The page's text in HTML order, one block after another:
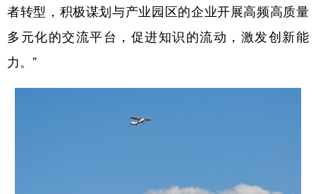
者转型，积极谋划与产业园区的企业开展高频高质量
多元化的交流平台，促进知识的流动，激发创新能
力。”